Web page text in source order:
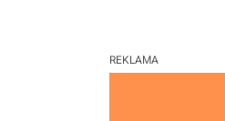
REKLAMA